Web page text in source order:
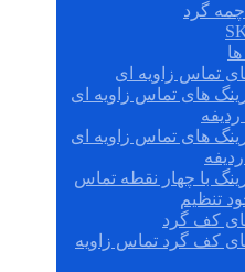
گرد
تماس زاویه ای
های تماس زاویه ای
های تماس زاویه ای
با چهار نقطه تماس
تنظیم
کف گرد
کف گرد تماس زاویه